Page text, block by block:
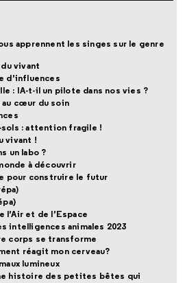
apprennent les singes sur le genre
vivant
d’influences
: IA-t-il un pilote dans nos vies ?
cœur du soin
sols : attention fragile !
vivant !
un labo ?
à découvrir
pour construire le futur
l’Air et de l’Espace
intelligences animales 2023
corps se transforme
réagit mon cerveau?
lumineux
histoire des petites bêtes qui